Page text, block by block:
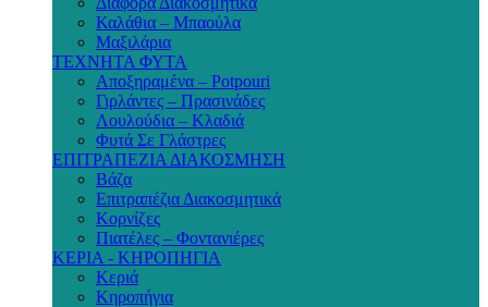
Καλάθια – Μπαούλα
Μαξιλάρια
ΤΕΧΝΗΤΑ ΦΥΤΑ
Αποξηραμένα – Potpouri
Γιρλάντες – Πρασινάδες
Λουλούδια – Κλαδιά
Φυτά Σε Γλάστρες
ΕΠΙΤΡΑΠΕΖΙΑ ΔΙΑΚΟΣΜΗΣΗ
Βάζα
Επιτραπέζια Διακοσμητικά
Κορνίζες
Πιατέλες – Φοντανιέρες
ΚΕΡΙΑ - ΚΗΡΟΠΗΓΙΑ
Κεριά
Κηροπήγια